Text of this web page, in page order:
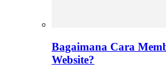
Bagaimana Cara
Website?